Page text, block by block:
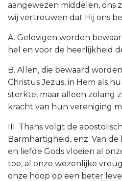
aangewezen middelen, ons
wij vertrouwen dat Hij ons
A. Gelovigen worden
hel en voor de heerlijkheid
B. Allen, die bewaard
Christus Jezus, in Hem als
sterkte, maar alleen zolang
kracht van hun vereniging
III. Thans volgt de
Barmhartigheid, enz. Van
en liefde Gods vloeien al
toe, al onze wezenlijke
onze hoop op een beter